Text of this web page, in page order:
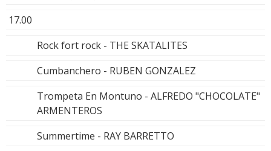
17.00
Rock fort rock - THE SKATALITES
Cumbanchero - RUBEN GONZALEZ
Trompeta En Montuno - ALFREDO "CHOCOLATE"
ARMENTEROS
Summertime - RAY BARRETTO